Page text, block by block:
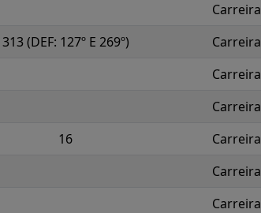
Carreira
313 (DEF: 127º E 269º)
Carreira
Carreira
Carreira
16
Carreira
Carreira
Carreira